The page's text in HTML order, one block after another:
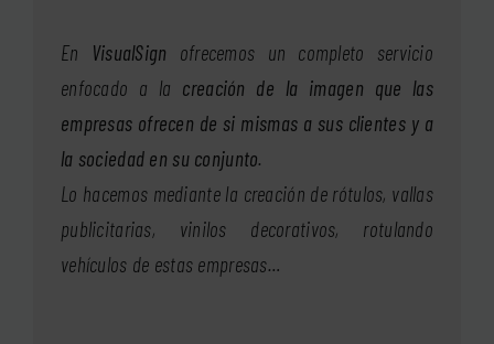
En VisualSign ofrecemos un completo servicio
enfocado a la creación de la imagen que las
empresas ofrecen de si mismas a sus clientes y a
la sociedad en su conjunto.
Lo hacemos mediante la creación de rótulos, vallas
publicitarias, vinilos decorativos, rotulando
vehículos de estas empresas…